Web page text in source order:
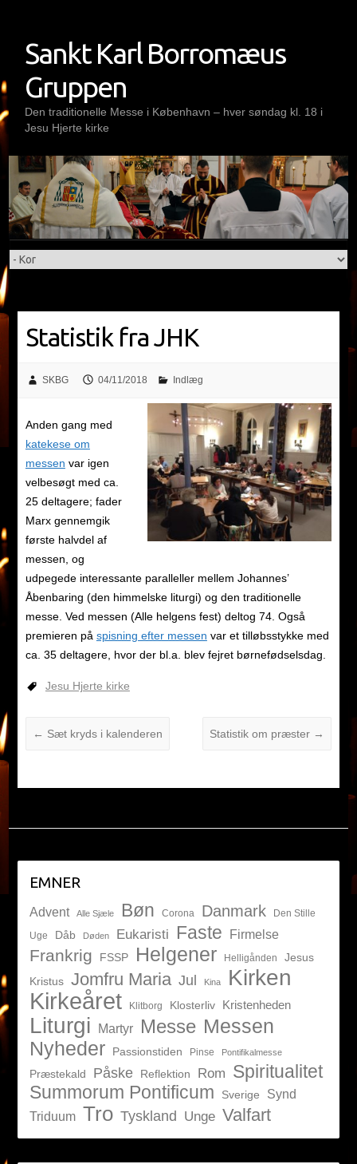
contentSankt Karl Borromæus
Gruppen
Den traditionelle Messe i København – hver søndag kl. 18 i
Jesu Hjerte kirke
Statistik fra JHK
SKBG 04/11/2018 Indlæg
Anden gang med
katekese om
messen var igen
velbesøgt med ca.
25 deltagere; fader
Marx gennemgik
første halvdel af
messen, og
udpegede interessante paralleller mellem Johannes’
Åbenbaring (den himmelske liturgi) og den traditionelle
messe. Ved messen (Alle helgens fest) deltog 74. Også
premieren på spisning efter messen var et tilløbsstykke med
ca. 35 deltagere, hvor der bl.a. blev fejret børnefødselsdag.
Jesu Hjerte kirke
← Sæt kryds i kalenderen Statistik om præster →
EMNER
Advent Alle Sjæle Bøn Corona Danmark
Den Stille
Uge
Dåb Døden Eukaristi Faste Firmelse
Frankrig FSSP Helgener Helligånden
Jesus
Kristus Jomfru Maria Jul Kina Kirken
Kirkeåret Klitborg Klosterliv Kristenheden
Liturgi Martyr Messe Messen
Nyheder
Passionstiden Pinse Pontifikalmesse
Præstekald Påske Reflektion Rom Spiritualitet
Summorum Pontificum Sverige
Synd
Triduum Tro Tyskland Unge Valfart